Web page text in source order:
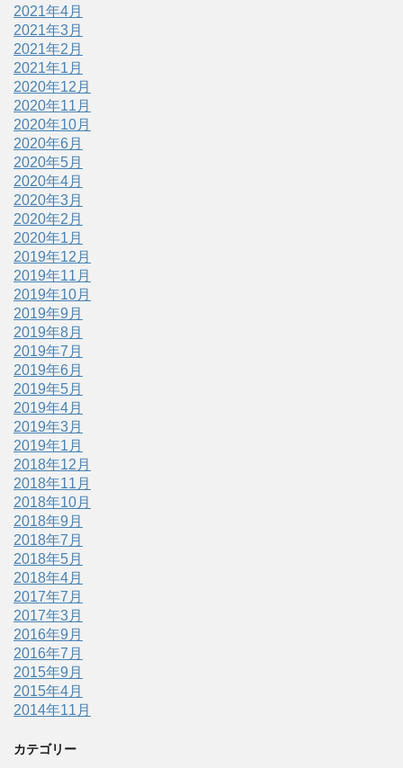
2021年4月
2021年3月
2021年2月
2021年1月
2020年12月
2020年11月
2020年10月
2020年6月
2020年5月
2020年4月
2020年3月
2020年2月
2020年1月
2019年12月
2019年11月
2019年10月
2019年9月
2019年8月
2019年7月
2019年6月
2019年5月
2019年4月
2019年3月
2019年1月
2018年12月
2018年11月
2018年10月
2018年9月
2018年7月
2018年5月
2018年4月
2017年7月
2017年3月
2016年9月
2016年7月
2015年9月
2015年4月
2014年11月
カテゴリー